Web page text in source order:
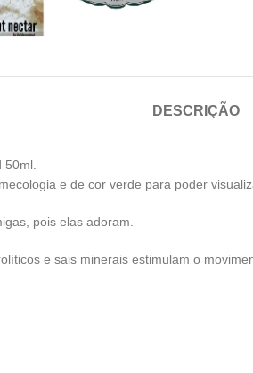
DESCRIÇÃO
50ml.
e de cor verde para poder
pois elas adoram.
e sais minerais estimulam o